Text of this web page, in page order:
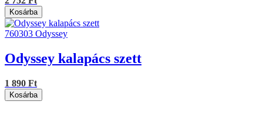
Kosárba
760303 Odyssey
Odyssey kalapács szett
1 890 Ft
Kosárba